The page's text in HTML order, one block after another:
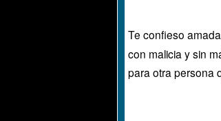
Te confieso
con malicia y sin
para otra persona